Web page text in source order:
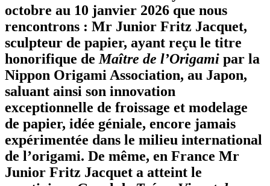
octobre au 10 janvier 2026 que nous
rencontrons : Mr Junior Fritz Jacquet,
sculpteur de papier, ayant reçu le titre
honorifique de Maître de l’Origami par la
Nippon Origami Association, au Japon,
saluant ainsi son innovation
exceptionnelle de froissage et modelage
de papier, idée géniale, encore jamais
expérimentée dans le milieu international
de l’origami. De même, en France Mr
Junior Fritz Jacquet a atteint le